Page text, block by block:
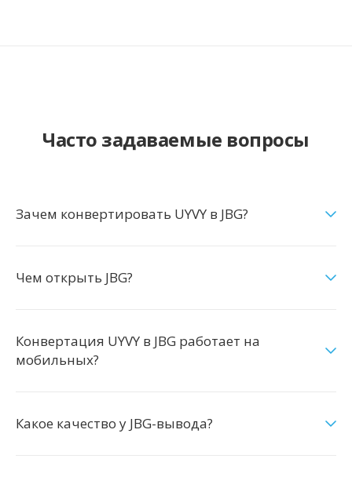
Часто задаваемые вопросы
Зачем конвертировать UYVY в JBG?
Чем открыть JBG?
Конвертация UYVY в JBG работает на
мобильных?
Какое качество у JBG-вывода?